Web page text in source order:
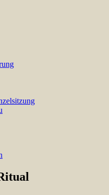
äussere